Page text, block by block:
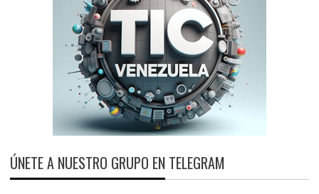
ÚNETE A NUESTRO GRUPO EN TELEGRAM